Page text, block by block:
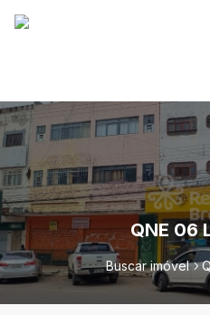
QNE 06
Buscar imóvel